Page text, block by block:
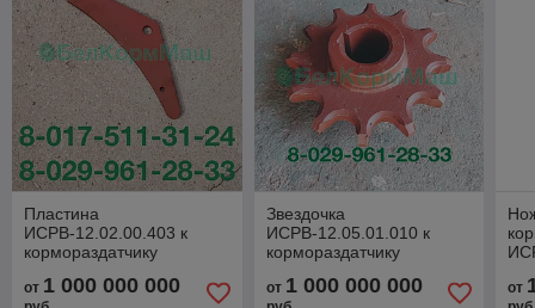
Пластина
ИСРВ-12.02.00.403 к
кормораздатчику
от 1 000 000 000
Звездочка
ИСРВ-12.05.01.010 к
кормораздатчику
от 1 000 000 000 от